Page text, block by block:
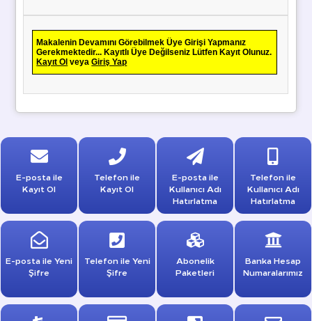
Makalenin Devamını Görebilmek Üye Girişi Yapmanız
Gerekmektedir... Kayıtlı Üye Değilseniz Lütfen Kayıt Olunuz.
Kayıt Ol veyaGiriş Yap
E-posta ile
Kayıt Ol
Telefon ile
Kayıt Ol
E-posta ile
Kullanıcı Adı
Hatırlatma
Telefon ile
Kullanıcı Adı
Hatırlatma
E-posta ile Yeni
Şifre
Telefon ile Yeni
Şifre
Abonelik
Paketleri
Banka Hesap
Numaralarımız